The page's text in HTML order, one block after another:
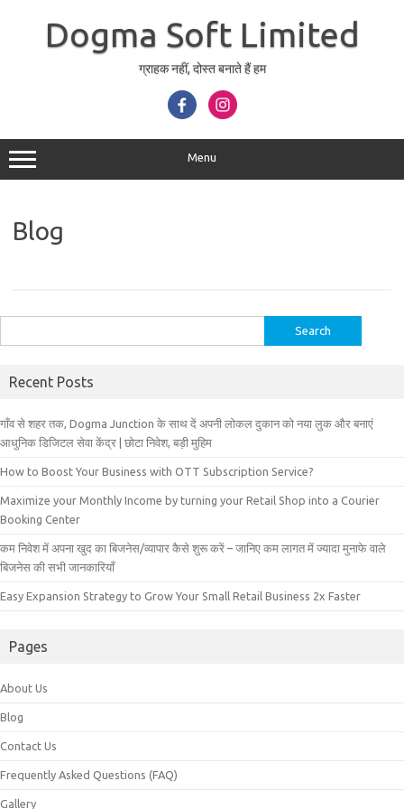
Dogma Soft Limited
ग्राहक नहीं, दोस्त बनाते हैं हम
Menu
Blog
for:
Recent Posts
गाँव से शहर तक, Dogma Junction के साथ दें अपनी लोकल दुकान को नया लुक और बनाएं
आधुनिक डिजिटल सेवा केंद्र | छोटा निवेश, बड़ी मुहिम
How to Boost Your Business with OTT Subscription Service?
Maximize your Monthly Income by turning your Retail Shop into a Courier
Booking Center
कम निवेश में अपना खुद का बिजनेस/व्यापार कैसे शुरू करें – जानिए कम लागत में ज्यादा मुनाफे वाले
बिजनेस की सभी जानकारियाँ
Easy Expansion Strategy to Grow Your Small Retail Business 2x Faster
Pages
About Us
Blog
Contact Us
Frequently Asked Questions (FAQ)
Gallery